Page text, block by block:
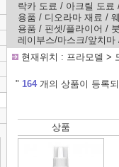
락카 도료 / 아크릴 도료
용품 / 디오라마 재료 /
용품 / 핀셋/플라이어 /
레이부스/마스크/앞치마
현재위치 : 프라모델 >
" 164 개의 상품이 등록
상품